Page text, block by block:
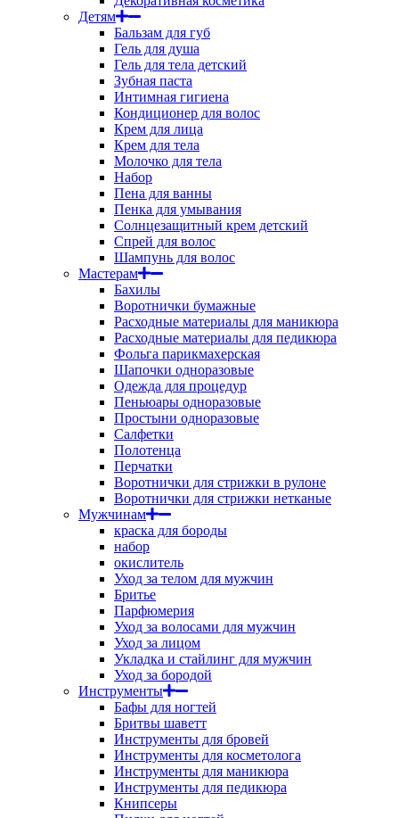
Детям
Бальзам для губ
Гель для душа
Гель для тела детский
Зубная паста
Интимная гигиена
Кондиционер для волос
Крем для лица
Крем для тела
Молочко для тела
Набор
Пена для ванны
Пенка для умывания
Солнцезащитный крем детский
Спрей для волос
Шампунь для волос
Мастерам
Бахилы
Воротнички бумажные
Расходные материалы для маникюра
Расходные материалы для педикюра
Фольга парикмахерская
Шапочки одноразовые
Одежда для процедур
Пеньюары одноразовые
Простыни одноразовые
Салфетки
Полотенца
Перчатки
Воротнички для стрижки в рулоне
Воротнички для стрижки нетканые
Мужчинам
краска для бороды
набор
окислитель
Уход за телом для мужчин
Бритье
Парфюмерия
Уход за волосами для мужчин
Уход за лицом
Укладка и стайлинг для мужчин
Уход за бородой
Инструменты
Бафы для ногтей
Бритвы шаветт
Инструменты для бровей
Инструменты для косметолога
Инструменты для маникюра
Инструменты для педикюра
Книпсеры